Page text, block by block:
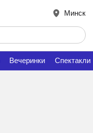
Минск
Вечеринки Спектакли